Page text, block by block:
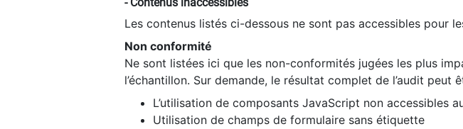
Les contenus listés ci-dessous ne sont pas accessibles pour
Non conformité
Ne sont listées ici que les non-conformités jugées les plus
l’échantillon. Sur demande, le résultat complet de l’audit peut
L’utilisation de composants JavaScript non accessibles
Utilisation de champs de formulaire sans étiquette